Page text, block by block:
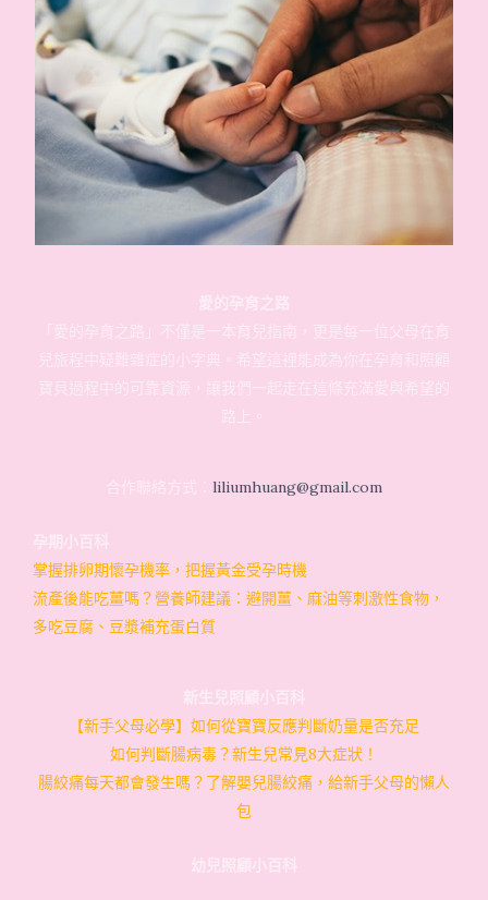
liliumhuang@gmail.com
掌握排卵期懷孕機率，把握黃金受孕時機
流產後能吃薑嗎？營養師建議：避開薑、麻油等刺激性食物，
多吃豆腐、豆漿補充蛋白質
【新手父母必學】如何從寶寶反應判斷奶量是否充足
如何判斷腸病毒？新生兒常見8大症狀！
腸絞痛每天都會發生嗎？了解嬰兒腸絞痛，給新手父母的懶人
包